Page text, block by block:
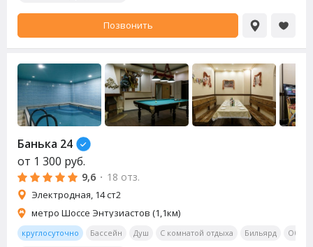
Позвонить
Банька 24
от 1 300 руб.
9,6 · 18 отз.
Электродная, 14 ст2
метро Шоссе Энтузиастов (1,1км)
круглосуточно Бассейн Душ С комнатой отдыха Бильярд